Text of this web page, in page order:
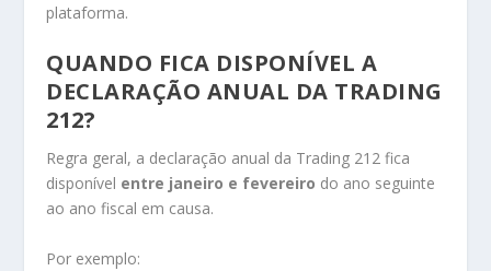
plataforma.
QUANDO FICA DISPONÍVEL A
DECLARAÇÃO ANUAL DA TRADING
212?
Regra geral, a declaração anual da Trading 212 fica
disponível entre janeiro e fevereiro do ano seguinte
ao ano fiscal em causa.
Por exemplo: